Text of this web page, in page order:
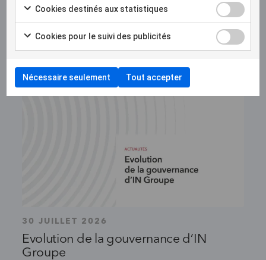
Related articles
30 JUILLET 2026
Evolution de la gouvernance d’IN
Groupe
Cookies destinés aux statistiques
Cookies pour le suivi des publicités
Nécessaire seulement Tout accepter